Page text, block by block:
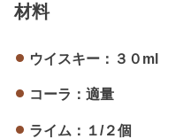
材料
ウイスキー：３０ml
コーラ：適量
ライム：１/２個